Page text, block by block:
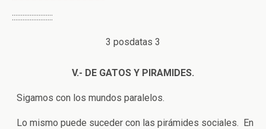
:::::::::::::::::::::::
3 posdatas 3
V.- DE GATOS Y PIRAMIDES.
Sigamos con los mundos paralelos.
Lo mismo puede suceder con las pirámides sociales. En